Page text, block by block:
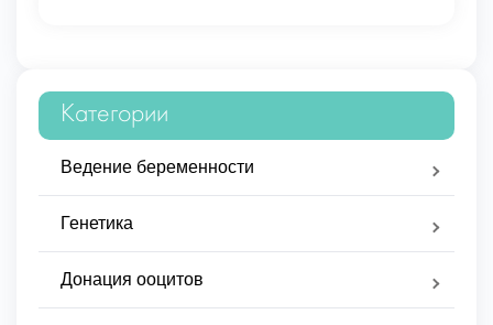
Категории
Ведение беременности
Генетика
Донация ооцитов